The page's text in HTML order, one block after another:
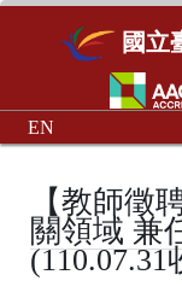
國立
EN
【教師徵
關領域 兼